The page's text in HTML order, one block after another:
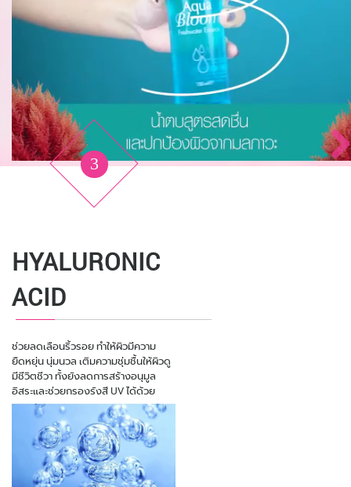
3
EARTH
MARINE
น้ำแร่ธรรมชาติจากฝรั่งเศส ช่วยเติม
ความสดชื้นให้ผิว ซึ่งมีผลการทดลอง
จากนักวิทยาศาสตร์รองรับว่า เป็น
กุญแจสำคัญในการรักษาระดับความชุ่ม
ชื้นของผิวได้ยาวนาน อีกทั้งยังช่วยลด
เลือนริ้วรอย ทำให้รูขุมขนกระชับขึ้น ทั้ง
แคลเซียมที่มีอยู่ในน้ำแร่ธรรมชาติ ที่จะ
ช่วยคืนแร่ธาตุให้กับผิวทำให้ผิวแข็งแรง
ขึ้นด้วย
INFRAGUARD
สารสกัดจากต้นอ่อนทานตะวันออร์แกนิ
Innovation Prize Cosmetics 2017
สาขานวัตกรรมส่วนผสมช่วยลดเลือนริ้ว
รอยก่อนวัย ปกป้องผิวจากรังสียูวี, รังสี
อินฟาเรด และปกป้องผิวจากแสงสีฟ้า
จากหน้าจอมือถือ และคอมพิวเตอร์ อัน
เป็นสาเหตุของริ้วรอยก่อนวัยได้อย่างมี
ประสิทธิภาพ
HYALURONIC
ACID
ช่วยลดเลือนริ้วรอย ทำให้ผิวมีความ
ยืดหยุ่น นุ่มนวล เติมความชุ่มชื้นให้ผิวดู
มีชีวิตชีวา ทั้งยังลดการสร้างอนุมูล
อิสระและช่วยกรองรังสี UV ได้ด้วย
EARLY BOOST
สารสกัดจากสาหร่าย Jania Rubens ซึ่ง
พลังงานแก่ผิว ทำให้ช่วยคงความชุ่มชื้น
ให้ผิวได้ยาวนานยิ่งขึ้น